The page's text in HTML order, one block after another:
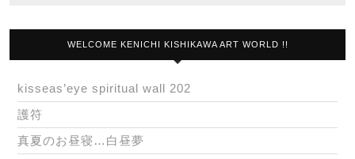
WELCOME KENICHI KISHIKAWA ART WORLD !!
kisseas’eye spiritual wall 202
護符
真夏のお昼寝…白昼夢